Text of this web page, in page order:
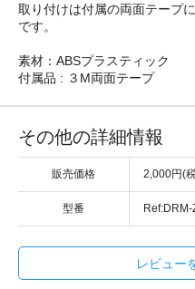
取り付けは付属の両面テープ
です。
素材：ABSプラスティック
付属品 : ３M両面テープ
その他の詳細情報
販売価格 2,000円(
型番
レビュー